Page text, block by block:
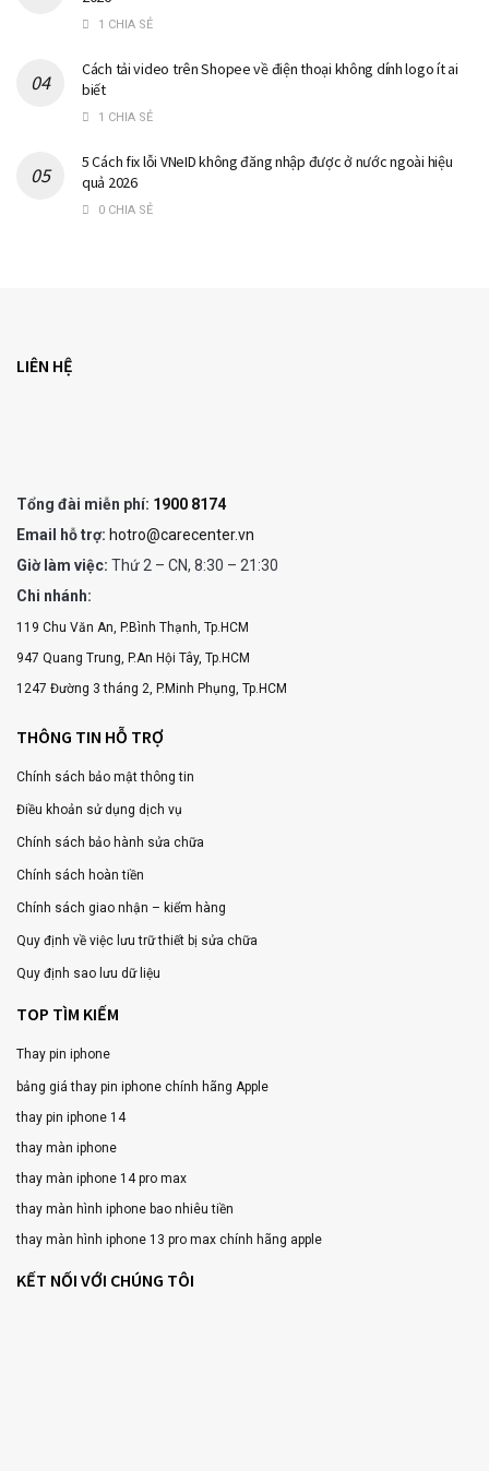
1 CHIA SẺ
Cách tải video trên Shopee về điện thoại không dính logo ít ai
biết
1 CHIA SẺ
5 Cách fix lỗi VNeID không đăng nhập được ở nước ngoài hiệu
quả 2026
0 CHIA SẺ
LIÊN HỆ
Tổng đài miễn phí: 1900 8174
Email hỗ trợ: hotro@carecenter.vn
Giờ làm việc: Thứ 2 – CN, 8:30 – 21:30
Chi nhánh:
119 Chu Văn An, P.Bình Thạnh, Tp.HCM
947 Quang Trung, P.An Hội Tây, Tp.HCM
1247 Đường 3 tháng 2, P.Minh Phụng, Tp.HCM
THÔNG TIN HỖ TRỢ
Chính sách bảo mật thông tin
Điều khoản sử dụng dịch vụ
Chính sách bảo hành sửa chữa
Chính sách hoàn tiền
Chính sách giao nhận – kiểm hàng
Quy định về việc lưu trữ thiết bị sửa chữa
Quy định sao lưu dữ liệu
TOP TÌM KIẾM
Thay pin iphone
bảng giá thay pin iphone chính hãng Apple
thay pin iphone 14
thay màn iphone
thay màn iphone 14 pro max
thay màn hình iphone bao nhiêu tiền
thay màn hình iphone 13 pro max chính hãng apple
KẾT NỐI VỚI CHÚNG TÔI